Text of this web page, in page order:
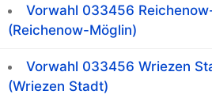
Vorwahl 033456
(Reichenow-Möglin)
Vorwahl 033456 Wriezen
(Wriezen Stadt)